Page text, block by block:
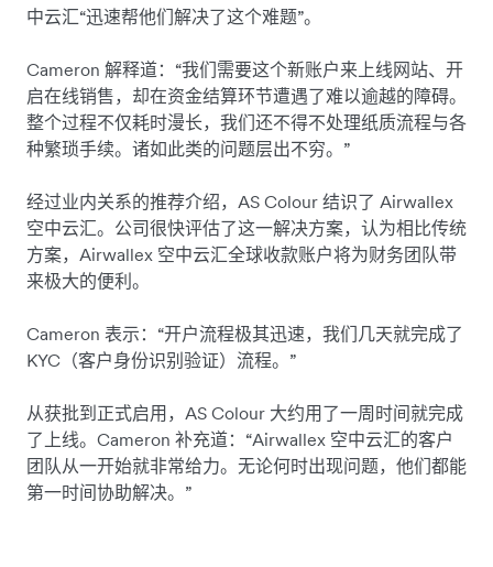
中云汇“迅速帮他们解决了这个难题”。
Cameron 解释道：“我们需要这个新账户来上线网站、开
启在线销售，却在资金结算环节遭遇了难以逾越的障碍。
整个过程不仅耗时漫长，我们还不得不处理纸质流程与各
种繁琐手续。诸如此类的问题层出不穷。”
经过业内关系的推荐介绍，AS Colour 结识了 Airwallex
空中云汇。公司很快评估了这一解决方案，认为相比传统
方案，Airwallex 空中云汇全球收款账户将为财务团队带
来极大的便利。
Cameron 表示：“开户流程极其迅速，我们几天就完成了
KYC（客户身份识别验证）流程。”
从获批到正式启用，AS Colour 大约用了一周时间就完成
了上线。Cameron 补充道：“Airwallex 空中云汇的客户
团队从一开始就非常给力。无论何时出现问题，他们都能
第一时间协助解决。”